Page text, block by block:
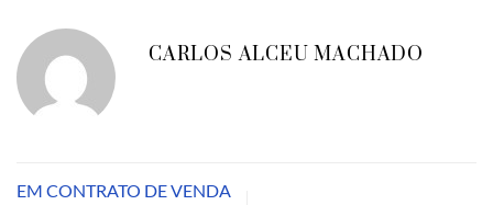
CARLOS ALCEU MACHADO
EM CONTRATO DE VENDA